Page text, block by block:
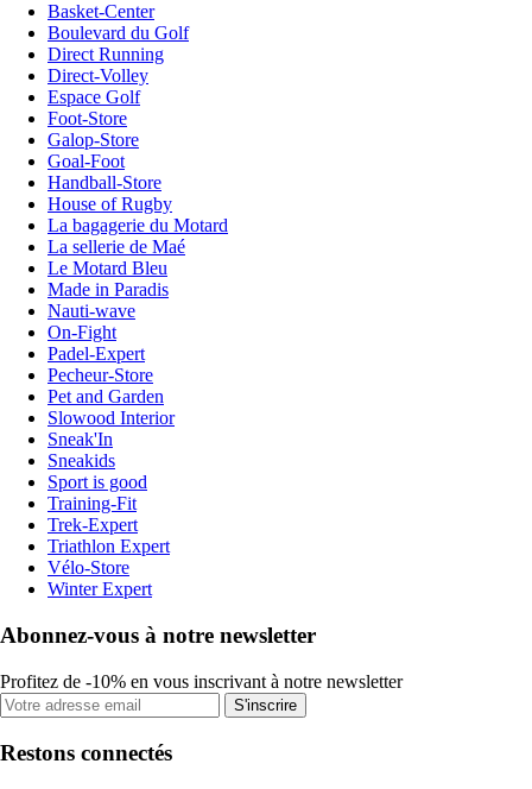
Basket-Center
Boulevard du Golf
Direct Running
Direct-Volley
Espace Golf
Foot-Store
Galop-Store
Goal-Foot
Handball-Store
House of Rugby
La bagagerie du Motard
La sellerie de Maé
Le Motard Bleu
Made in Paradis
Nauti-wave
On-Fight
Padel-Expert
Pecheur-Store
Pet and Garden
Slowood Interior
Sneak'In
Sneakids
Sport is good
Training-Fit
Trek-Expert
Triathlon Expert
Vélo-Store
Winter Expert
Abonnez-vous à notre newsletter
Profitez de -10% en vous inscrivant à notre newsletter
S'inscrire
Restons connectés